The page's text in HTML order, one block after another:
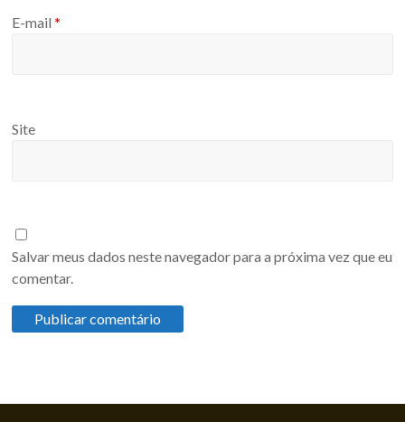
E-mail*
Site
Salvar meus dados neste navegador para a próxima vez que eu
comentar.